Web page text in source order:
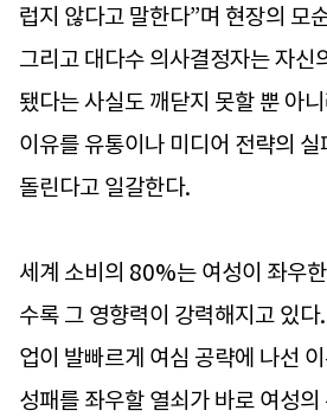
럽지 않다고 말한다”며 현장의 모
그리고 대다수 의사결정자는 자신
됐다는 사실도 깨닫지 못할 뿐 아
이유를 유통이나 미디어 전략의
돌린다고 일갈한다.
세계 소비의 80%는 여성이 좌우
수록 그 영향력이 강력해지고 있다
업이 발빠르게 여심 공략에 나선
성패를 좌우할 열쇠가 바로 여성의